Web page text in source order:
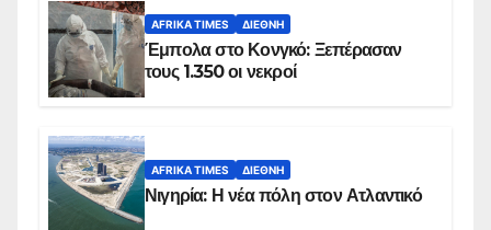
AFRIKA TIMES ΔΙΕΘΝΉ
Έμπολα στο Κονγκό: Ξεπέρασαν
τους 1.350 οι νεκροί
AFRIKA TIMES ΔΙΕΘΝΉ
Νιγηρία: Η νέα πόλη στον Ατλαντικό